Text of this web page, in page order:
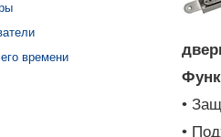
времени
•
•